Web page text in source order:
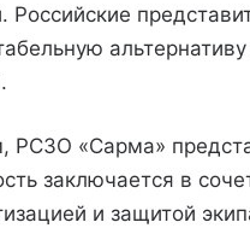
Российские
РСЗО «Сарма»
заключается в
и защитой